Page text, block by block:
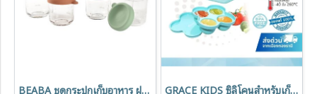
BEABA ชุดกระปุกเก็บอาหาร ฝาปิดสูญญากาศ 6 ชิ้น 250ml. GRACE KIDS ซิลิโคนสำหรับเก็บอาหารแช่แข็ง Food Grade